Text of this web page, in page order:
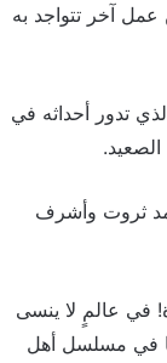
آخر تتواجد به
تدور أحداثه في
ثروت وأشرف
في عالمٍ لا ينسى
في مسلسل أهل